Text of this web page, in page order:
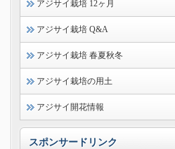
アジサイ栽培 12ヶ月
アジサイ栽培 Q&A
アジサイ栽培 春夏秋冬
アジサイ栽培の用土
アジサイ開花情報
スポンサードリンク